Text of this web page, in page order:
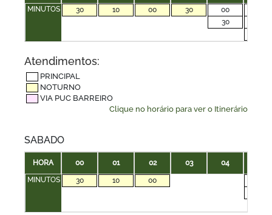
MINUTOS
30 10 00 30
00
30
Atendimentos:
PRINCIPAL
NOTURNO
VIA PUC BARREIRO
Clique no horário para ver o Itinerário
SABADO
HORA 00 01 02 03 04
MINUTOS
30 10 00